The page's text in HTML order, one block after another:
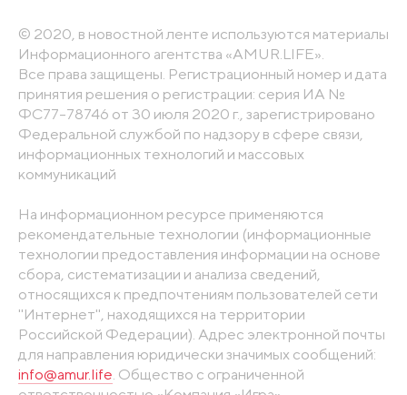
© 2020, в новостной ленте используются материалы
Информационного агентства «AMUR.LIFE».
Все права защищены. Регистрационный номер и дата
принятия решения о регистрации: серия ИА №
ФС77-78746 от 30 июля 2020 г., зарегистрировано
Федеральной службой по надзору в сфере связи,
информационных технологий и массовых
коммуникаций
На информационном ресурсе применяются
рекомендательные технологии (информационные
технологии предоставления информации на основе
сбора, систематизации и анализа сведений,
относящихся к предпочтениям пользователей сети
"Интернет", находящихся на территории
Российской Федерации). Адрес электронной почты
для направления юридически значимых сообщений:
info@amur.life . Общество с ограниченной